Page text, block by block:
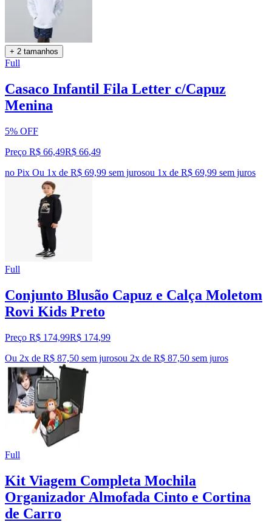
+ 2 tamanhos
Full
Casaco Infantil Fila Letter c/Capuz
Menina
5% OFF
Preço R$ 66,49R$ 66,49
no Pix Ou 1x de R$ 69,99 sem jurosou 1x de R$ 69,99 sem juros
Full
Conjunto Blusão Capuz e Calça Moletom
Rovi Kids Preto
Preço R$ 174,99R$ 174,99
Ou 2x de R$ 87,50 sem jurosou 2x de R$ 87,50 sem juros
Full
Kit Viagem Completa Mochila
Organizador Almofada Cinto e Cortina
de Carro